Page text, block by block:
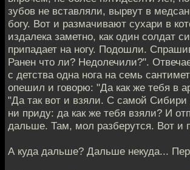
зубов не вставляли, вырвут в
богу. Вот и размачивают сухари в
издалека заметно, как один солдат
припадает на ногу. Подошли.
Ранен что ли? Недолечили?".
с детства одна нога на семь
опешил и говорю: "Да как же тебя в
"Да так вот и взяли. С самой
ни приду: да как же тебя взяли? И
дальше. Там, мол разберутся. Вот и
А куда дальше? Дальше некуда...